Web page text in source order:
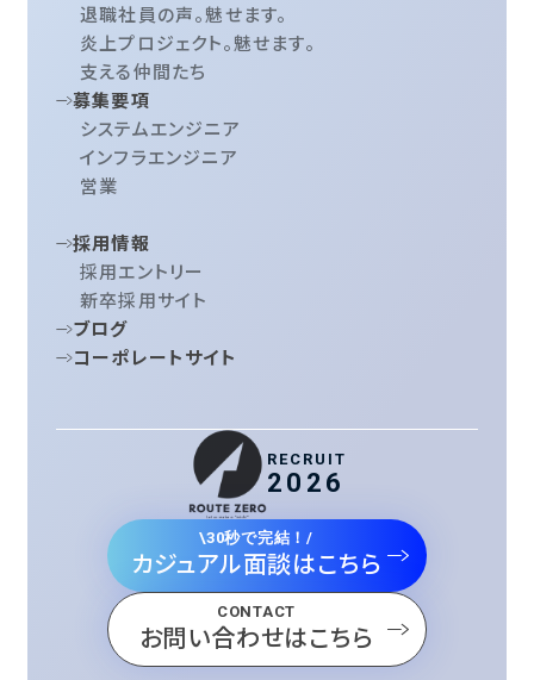
RECRUIT
2026
\30秒で完結！/
カジュアル面談はこちら
CONTACT
お問い合わせはこちら
退職社員の声。魅せます。
炎上プロジェクト。魅せます。
支える仲間たち
募集要項
システムエンジニア
インフラエンジニア
営業
採用情報
採用エントリー
新卒採用サイト
ブログ
コーポレートサイト